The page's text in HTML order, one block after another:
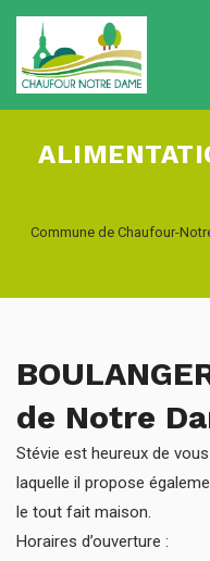
Commune de Chaufour-
de Notre
Stévie est heureux de
laquelle il propose
le tout fait maison.
Horaires d’ouverture :